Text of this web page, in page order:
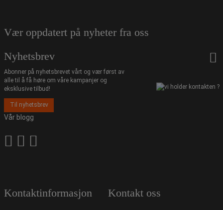
Vær oppdatert på nyheter fra oss
Nyhetsbrev
Abonner på nyhetsbrevet vårt og vær først av
alle til å få høre om våre kampanjer og
eksklusive tilbud!
Til nyhetsbrev
Vår blogg
Kontaktinformasjon
Kontakt oss